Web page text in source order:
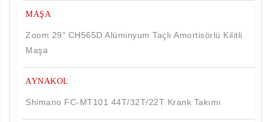
MAŞA
Zoom 29" CH565D Alüminyum Taçlı Amortisörlü Kilitli
Maşa
AYNAKOL
Shimano FC-MT101 44T/32T/22T Krank Takımı